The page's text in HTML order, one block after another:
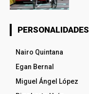
PERSONALIDADES
Nairo Quintana
Egan Bernal
Miguel Ángel López